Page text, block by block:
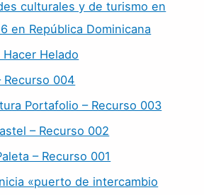
culturales y de turismo en
en República Dominicana
Helado
Recurso 004
Portafolio – Recurso 003
– Recurso 002
– Recurso 001
«puerto de intercambio